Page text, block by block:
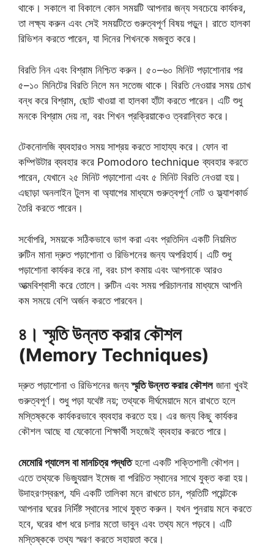
থাকে। সকালে বা বিকালে কোন সময়টি আপনার জন্য সবচেয়ে কার্যকর,
তা লক্ষ্য করুন এবং সেই সময়টিতে গুরুত্বপূর্ণ বিষয় পড়ুন। রাতে হালকা
রিভিশন করতে পারেন, যা দিনের শিখনকে মজবুত করে।
বিরতি নিন এবং বিশ্রাম নিশ্চিত করুন। ৫০–৬০ মিনিট পড়াশোনার পর
৫–১০ মিনিটের বিরতি নিলে মন সতেজ থাকে। বিরতি নেওয়ার সময় চোখ
বন্ধ করে বিশ্রাম, ছোট খাওয়া বা হালকা হাঁটা করতে পারেন। এটি শুধু
মনকে বিশ্রাম দেয় না, বরং শিখন প্রক্রিয়াকেও ত্বরান্বিত করে।
টেকনোলজি ব্যবহারও সময় সাশ্রয় করতে সাহায্য করে। ফোন বা
কম্পিউটার ব্যবহার করে Pomodoro technique ব্যবহার করতে
পারেন, যেখানে ২৫ মিনিট পড়াশোনা এবং ৫ মিনিট বিরতি নেওয়া হয়।
এছাড়া অনলাইন টুলস বা অ্যাপের মাধ্যমে গুরুত্বপূর্ণ নোট ও ফ্ল্যাশকার্ড
তৈরি করতে পারেন।
সর্বোপরি, সময়কে সঠিকভাবে ভাগ করা এবং প্রতিদিন একটি নিয়মিত
রুটিন মানা দ্রুত পড়াশোনা ও রিভিশনের জন্য অপরিহার্য। এটি শুধু
পড়াশোনা কার্যকর করে না, বরং চাপ কমায় এবং আপনাকে আরও
আত্মবিশ্বাসী করে তোলে। রুটিন এবং সময় পরিচালনার মাধ্যমে আপনি
কম সময়ে বেশি অর্জন করতে পারবেন।
৪। স্মৃতি উন্নত করার কৌশল
(Memory Techniques)
দ্রুত পড়াশোনা ও রিভিশনের জন্যস্মৃতি উন্নত করার কৌশলজানা খুবই
গুরুত্বপূর্ণ। শুধু পড়া যথেষ্ট নয়; তথ্যকে দীর্ঘমেয়াদে মনে রাখতে হলে
মস্তিষ্ককে কার্যকরভাবে ব্যবহার করতে হয়। এর জন্য কিছু কার্যকর
কৌশল আছে যা যেকোনো শিক্ষার্থী সহজেই ব্যবহার করতে পারে।
মেমোরি প্যালেস বা মানচিত্র পদ্ধতিহলো একটি শক্তিশালী কৌশল।
এতে তথ্যকে ভিজ্যুয়াল ইমেজ বা পরিচিত স্থানের সাথে যুক্ত করা হয়।
উদাহরণস্বরূপ, যদি একটি তালিকা মনে রাখতে চান, প্রতিটি পয়েন্টকে
আপনার ঘরের নির্দিষ্ট স্থানের সাথে যুক্ত করুন। যখন পুনরায় মনে করতে
হবে, ঘরের ধাপ ধরে চলার মতো ভাবুন এবং তথ্য মনে পড়বে। এটি
মস্তিষ্ককে তথ্য স্মরণ করতে সহায়তা করে।